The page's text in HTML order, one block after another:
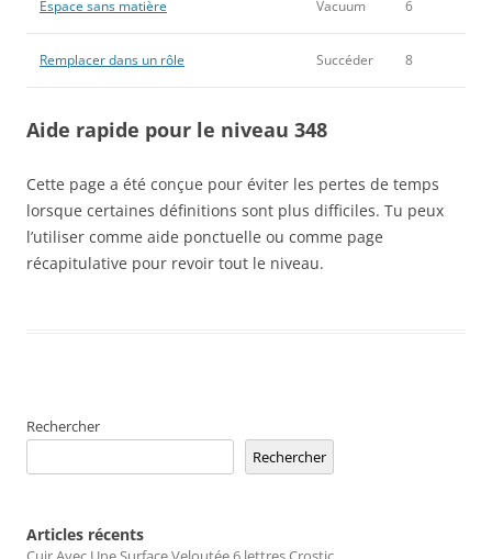
Espace sans matière Vacuum 6
Remplacer dans un rôle Succéder 8
Aide rapide pour le niveau 348
Cette page a été conçue pour éviter les pertes de temps
lorsque certaines définitions sont plus difficiles. Tu peux
l’utiliser comme aide ponctuelle ou comme page
récapitulative pour revoir tout le niveau.
Rechercher
Rechercher
Articles récents